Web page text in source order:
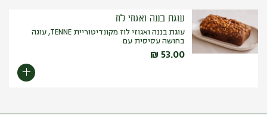
עוגת בננה ואגוזי לוז
עוגת בננה ואגוזי לוז מקונדיטוריית TENNE, עוגה
בחושה עסיסית עם
₪ 53.00